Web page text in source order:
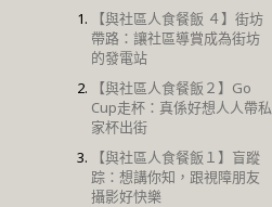
【與社區人食餐飯 ４】街坊
帶路：讓社區導賞成為街坊
的發電站
【與社區人食餐飯２】Go
Cup走杯：真係好想人人帶私
家杯出街
【與社區人食餐飯１】盲蹤
踪：想講你知，跟視障朋友
攝影好快樂